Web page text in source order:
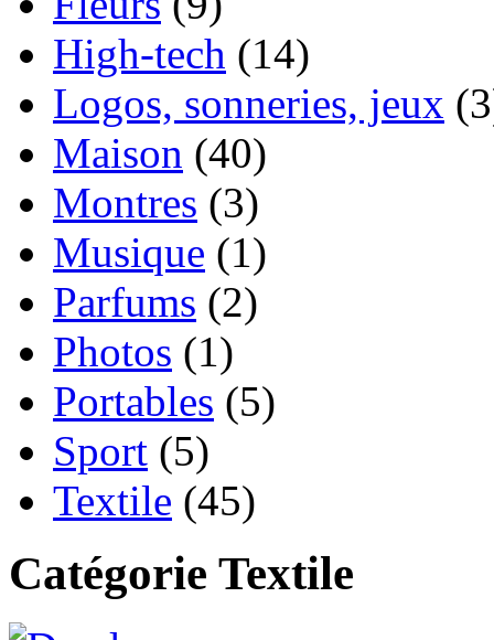
High-tech (14)
Logos, sonneries, jeux
Maison (40)
Montres (3)
Musique (1)
Parfums (2)
Photos (1)
Portables (5)
Sport (5)
Textile (45)
Catégorie Textile